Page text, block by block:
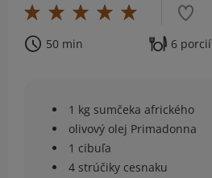
50 min 6 porcií
1 kg sumčeka afrického
olivový olej Primadonna
1 cibuľa
4 strúčiky cesnaku